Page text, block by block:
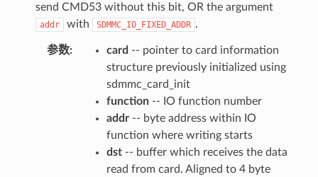
send CMD53 without this bit, OR the argument
addr with SDMMC_IO_FIXED_ADDR .
参数: card -- pointer to card information
structure previously initialized using
sdmmc_card_init
function-- IO function number
addr-- byte address within IO
function where writing starts
dst-- buffer which receives the data
read from card. Aligned to 4 byte